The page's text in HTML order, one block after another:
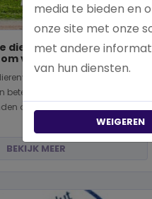
dieren: De mooiste
vandaag nog te
en wil je graag
wereld voor viervoeters,
of wild...
BEKIJK MEER
media te bieden en
onze site met onze
met andere
van hun diensten.
WEIGEREN